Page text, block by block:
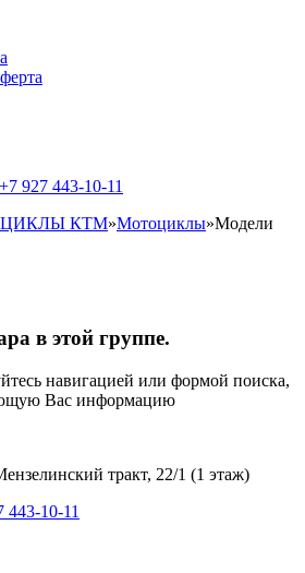
+7 927 443-10-11
КТМ»Мотоциклы»Модели
в этой группе.
навигацией или формой поиска,
Вас информацию
тракт, 22/1 (1 этаж)
443-10-11